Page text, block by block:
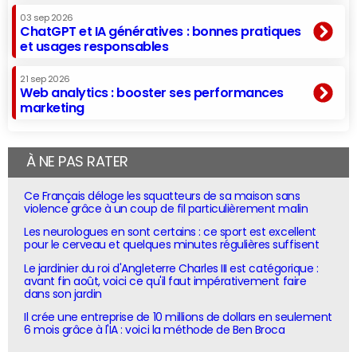
03 sep 2026
ChatGPT et IA génératives : bonnes pratiques
et usages responsables
21 sep 2026
Web analytics : booster ses performances
marketing
À NE PAS RATER
Ce Français déloge les squatteurs de sa maison sans
violence grâce à un coup de fil particulièrement malin
Les neurologues en sont certains : ce sport est excellent
pour le cerveau et quelques minutes régulières suffisent
Le jardinier du roi d'Angleterre Charles III est catégorique :
avant fin août, voici ce qu'il faut impérativement faire
dans son jardin
Il crée une entreprise de 10 millions de dollars en seulement
6 mois grâce à l'IA : voici la méthode de Ben Broca